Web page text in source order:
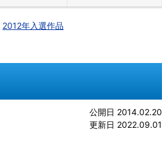
2012年入選作品
公開日 2014.02.20
更新日 2022.09.01